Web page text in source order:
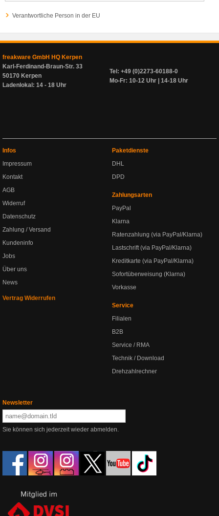
Verantwortliche Person in der EU
freakware GmbH HQ Kerpen
Karl-Ferdinand-Braun-Str. 33
50170 Kerpen
Ladenlokal: 14 - 18 Uhr
Tel: +49 (0)2273-60188-0
Mo-Fr: 10-12 Uhr | 14-18 Uhr
Infos
Impressum
Kontakt
AGB
Widerruf
Datenschutz
Zahlung / Versand
Kundeninfo
Jobs
Über uns
News
Vertrag Widerrufen
Paketdienste
DHL
DPD
Zahlungsarten
PayPal
Klarna
Ratenzahlung (via PayPal/Klarna)
Lastschrift (via PayPal/Klarna)
Kreditkarte (via PayPal/Klarna)
Sofortüberweisung (Klarna)
Vorkasse
Service
Filialen
B2B
Service / RMA
Technik / Download
Drehzahlrechner
Newsletter
Sie können sich jederzeit wieder abmelden.